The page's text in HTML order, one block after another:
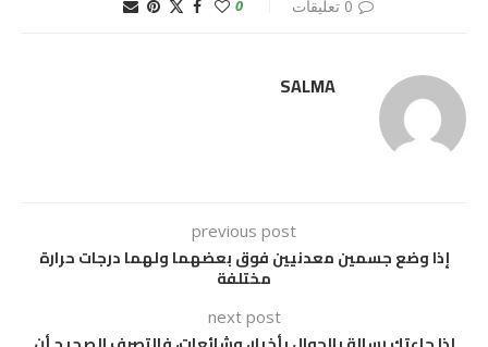
0 تعليقات 0
SALMA
previous post
إذا وضع جسمين معدنيين فوق بعضهما ولهما درجات حرارة
مختلفة
next post